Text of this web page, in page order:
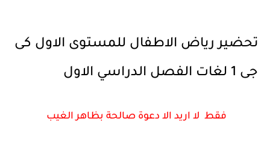
تحضير رياض الاطفال للمستوى الاول كى
جى 1 لغات الفصل الدراسي الاول
فقط لا اريد الا دعوة صالحة بظاهر الغيب